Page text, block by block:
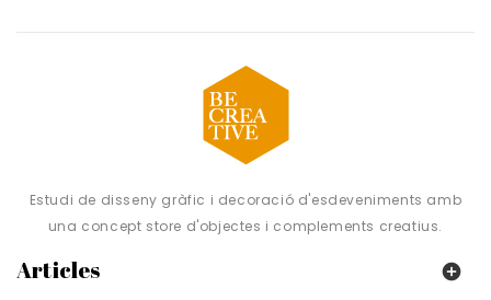
Estudi de disseny gràfic i decoració d'esdeveniments amb
una concept store d'objectes i complements creatius.
Articles 